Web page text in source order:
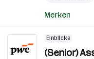
Merken
Einblicke
(Senior)